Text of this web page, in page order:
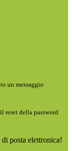
un messaggio
reset della password
posta elettronica!